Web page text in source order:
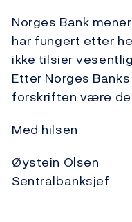
Norges Bank
har fungert etter
ikke tilsier
Etter Norges
forskriften være
Med hilsen
Øystein Olsen